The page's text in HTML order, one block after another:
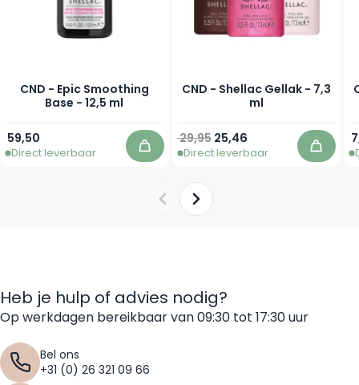
CND - Epic Smoothing
Base - 12,5 ml
59,50
Direct leverbaar In winkelwagen
CND - Shellac Gellak - 7,3
ml
Vanaf
25,46
Normale prijs
29,95
Direct leverbaar In
Heb je hulp of advies nodig?
Op werkdagen bereikbaar van 09:30 tot 17:30 uur
Bel ons
+31 (0) 26 321 09 66